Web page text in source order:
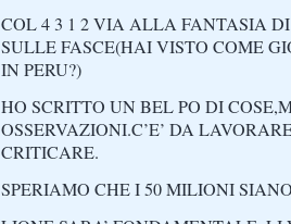
COL 4 3 1 2 VIA ALLA FANTASIA
SULLE FASCE(HAI VISTO COME
IN PERU?)
HO SCRITTO UN BEL PO DI
OSSERVAZIONI.C’E’ DA
CRITICARE.
SPERIAMO CHE I 50 MILIONI